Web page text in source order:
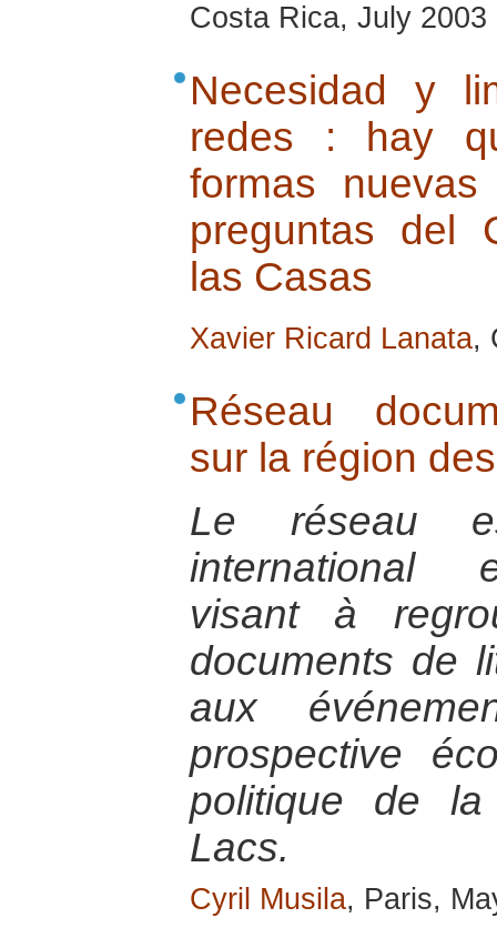
Costa Rica, July 2003
Necesidad y
redes : hay
formas
preguntas del
las Casas
Xavier Ricard Lanata,
Réseau
sur la région
Le réseau
international
visant à
documents de
aux
prospective
politique de
Lacs.
Cyril Musila, Paris,